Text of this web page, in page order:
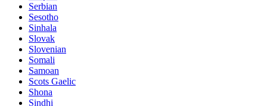
Serbian
Sesotho
Sinhala
Slovak
Slovenian
Somali
Samoan
Scots Gaelic
Shona
Sindhi